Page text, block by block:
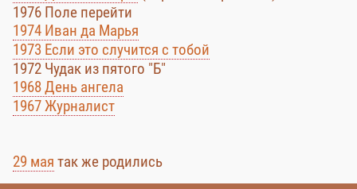
1976 Поле перейти
1974 Иван да Марья
1973 Если это случится с тобой
1972 Чудак из пятого "Б"
1968 День ангела
1967 Журналист
29 мая так же родились